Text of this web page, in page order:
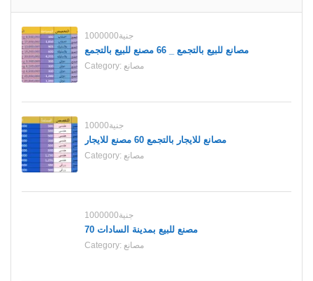
1000000جنية
مصانع للبيع بالتجمع _ 66 مصنع للبيع بالتجمع
Category: مصانع
10000جنية
مصانع للايجار بالتجمع 60 مصنع للايجار
Category: مصانع
1000000جنية
70 مصنع للبيع بمدينة السادات
Category: مصانع